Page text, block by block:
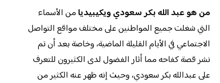
من هو عبد الله بكر سعودي ويكيبيديا من الأسماء
التي شغلت جميع المواطنين على مختلف مواقع التواصل
الاجتماعي في الأيام القليلة الماضية، وخاصة بعد أن تم
نشر قصة كفاحه مما أثار الفضول لدى الكثيرون للتعرف
على عبدالله بكر سعودي، وحيث إنه ظهر عنه الكثير من